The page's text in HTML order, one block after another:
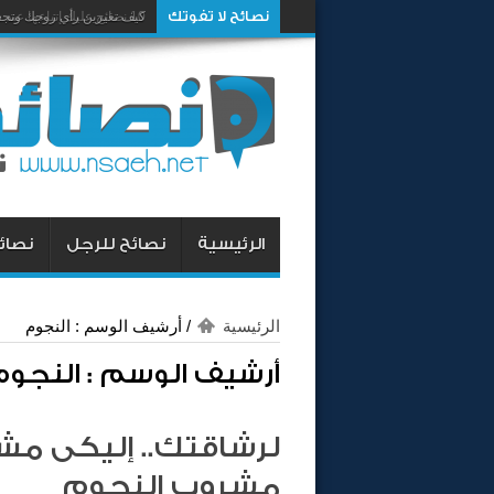
نصائح لا تفوتك كيف تغيرين رأي زوجك
10 نصائح عليك إتباعها عند شراء سيارة مستعملة
الرئيسية نصائح للرجل
الرئيسية / أرشيف الوسم : النجوم
أرشيف الوسم :
لرشاقتك.. إليكى
مشروب النجوم